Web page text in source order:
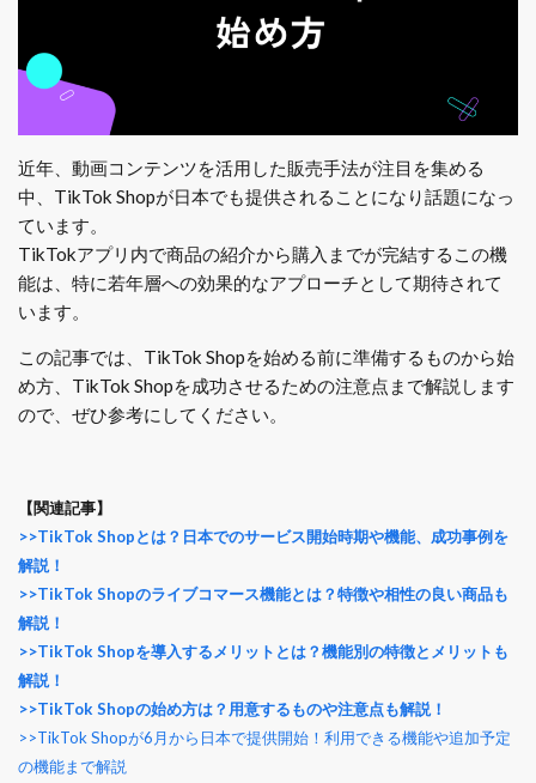
近年、動画コンテンツを活用した販売手法が注目を集める
中、TikTok Shopが日本でも提供されることになり話題になっ
ています。
TikTokアプリ内で商品の紹介から購入までが完結するこの機
能は、特に若年層への効果的なアプローチとして期待されて
います。
この記事では、TikTok Shopを始める前に準備するものから始
め方、TikTok Shopを成功させるための注意点まで解説します
ので、ぜひ参考にしてください。
【関連記事】
>>TikTok Shopとは？日本でのサービス開始時期や機能、成功事例を
解説！
>>TikTok Shopのライブコマース機能とは？特徴や相性の良い商品も
解説！
>>TikTok Shopを導入するメリットとは？機能別の特徴とメリットも
解説！
>>TikTok Shopの始め方は？用意するものや注意点も解説！
>>TikTok Shopが6月から日本で提供開始！利用できる機能や追加予定
の機能まで解説